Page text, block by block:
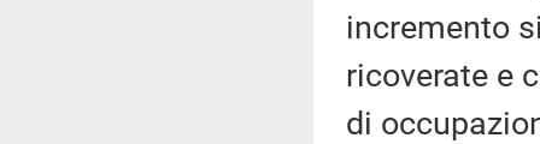
incremento
ricoverate e
di